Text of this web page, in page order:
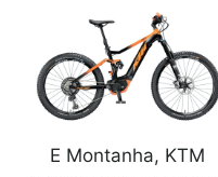
E Montanha, KTM